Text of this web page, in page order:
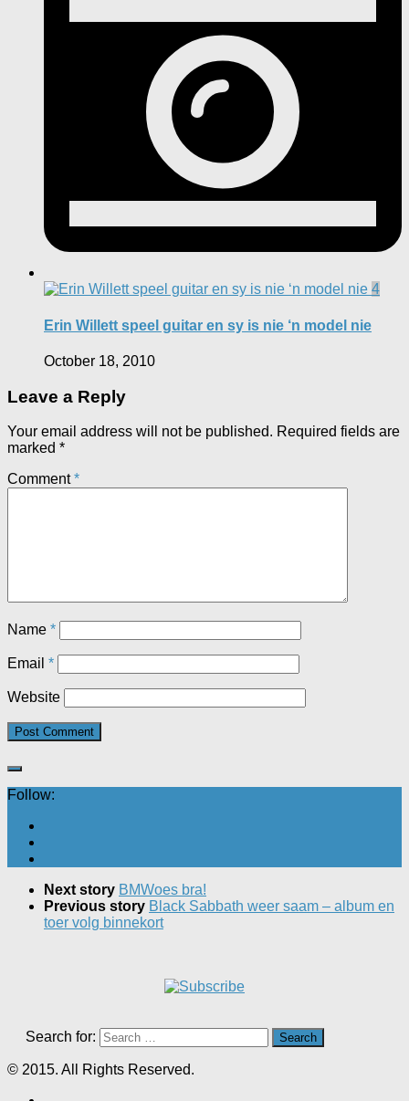
4
Erin Willett speel guitar en sy is nie ‘n model nie
October 18, 2010
Leave a Reply
Your email address will not be published. Required fields are
marked *
Comment*
Name *
Email *
Website
Follow:
Next story BMWoes bra!
Previous story Black Sabbath weer saam – album en
toer volg binnekort
Search for:
© 2015. All Rights Reserved.